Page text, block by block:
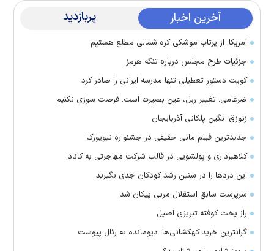
آخرین اخبار پربازدید
آمریکا: از پرتاب موشکی کره شمالی مطلع هستیم
جزئیات طرح مجلس درباره تنگه هرمز
کویت دستور تعطیلی تنها مدرسه ایرانی را صادر کرد
ضرغامی: تغییر ریل، عین بصیرت است. فرصت سوزی نکنیم
زنوزق؛ نگین پلکانی آذربایجان
جدیدترین فیلم مانی حقیقی در جشنواره نیویورک
کلاهبرداری و پولشویی در قالب شرکت مهاجرتی به کانادا
این درد‌ها را در سنین رشد کودکان جدی بگیرید
سرپرست سابق استقلال مربی پیکان شد
راز پخت کوفته تبریزی اصیل
گرانترین خرید کهکشانی‌ها؛ دیومانده به رئال پیوست